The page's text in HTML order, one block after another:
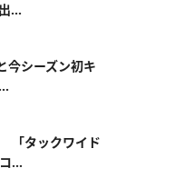
...
今シーズン初キ
「タックワイド
...